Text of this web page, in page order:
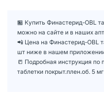
🏪 Купить Финастерид-OBL
можно на сайте и в наших
📲 Цена на Финастерид-OBL
шт ниже в нашем
📒 Подробная инструкция
таблетки покрыт.плен.об. 5